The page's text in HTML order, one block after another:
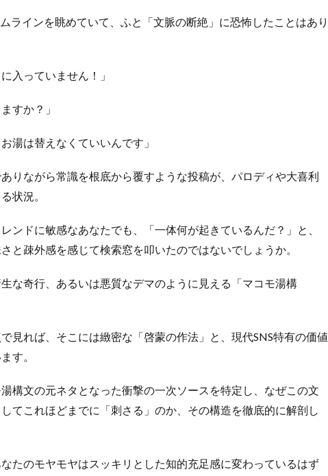
ラインを眺めていて、ふと「文脈の断絶」に恐怖したことはあり
入っていません！」
すか？」
湯は替えなくていいんです」
りながら常識を根底から覆すような投稿が、パロディや大喜利
状況。
ンドに敏感なあなたでも、「一体何が起きているんだ？」と、
と疎外感を感じて検索窓を叩いたのではないでしょうか。
な奇行、あるいは悪質なデマのように見える「マコモ湯構
見れば、そこには緻密な「啓蒙の作法」と、現代SNS特有の価値
す。
構文の元ネタとなった衝撃の一次ソースを特定し、なぜこの文
てこれほどまでに「刺さる」のか、その構造を徹底的に解剖し
たのモヤモヤはスッキリとした知的充足感に変わっているはず